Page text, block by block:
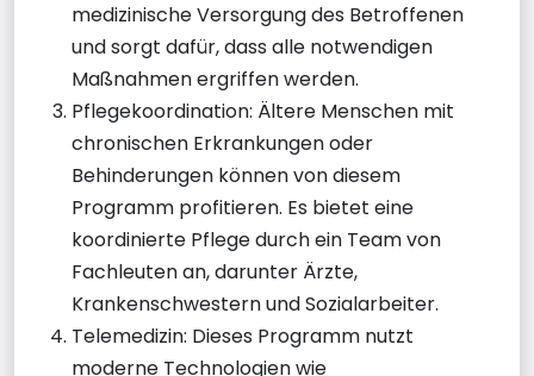
medizinische Versorgung des Betroffenen
und sorgt dafür, dass alle notwendigen
Maßnahmen ergriffen werden.
Pflegekoordination: Ältere Menschen mit
chronischen Erkrankungen oder
Behinderungen können von diesem
Programm profitieren. Es bietet eine
koordinierte Pflege durch ein Team von
Fachleuten an, darunter Ärzte,
Krankenschwestern und Sozialarbeiter.
Telemedizin: Dieses Programm nutzt
moderne Technologien wie